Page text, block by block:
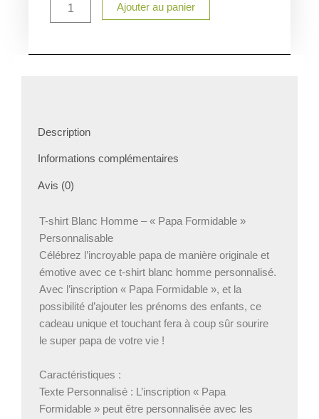
Ajouter au panier
Description
Informations complémentaires
Avis (0)
T-shirt Blanc Homme – « Papa Formidable »
Personnalisable
Célébrez l’incroyable papa de manière originale et
émotive avec ce t-shirt blanc homme personnalisé.
Avec l’inscription « Papa Formidable », et la
possibilité d’ajouter les prénoms des enfants, ce
cadeau unique et touchant fera à coup sûr sourire
le super papa de votre vie !
Caractéristiques :
Texte Personnalisé : L’inscription « Papa
Formidable » peut être personnalisée avec les